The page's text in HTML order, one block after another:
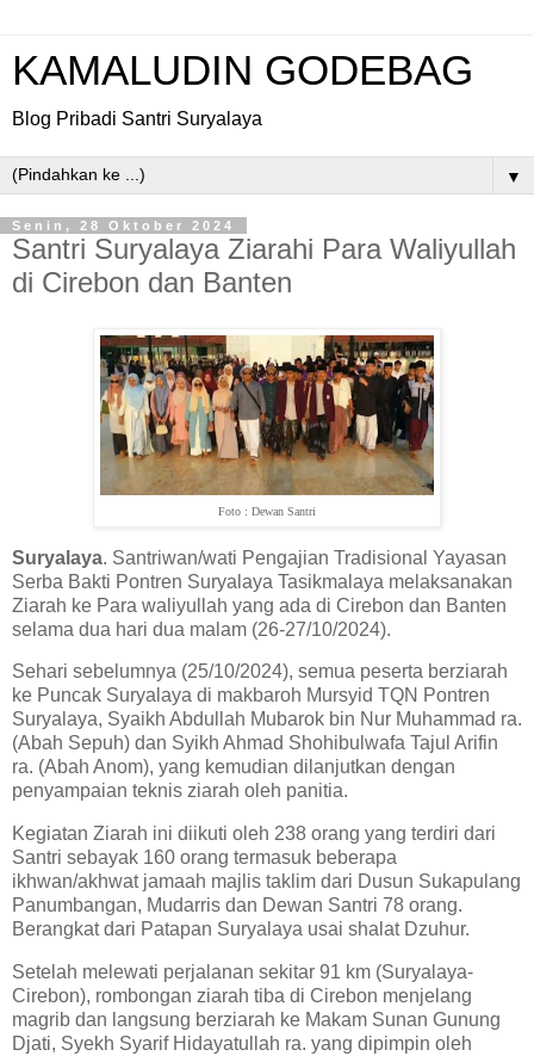
KAMALUDIN GODEBAG
Blog Pribadi Santri Suryalaya
▼
Senin, 28 Oktober 2024
Santri Suryalaya Ziarahi Para Waliyullah
di Cirebon dan Banten
Foto : Dewan Santri
Suryalaya. Santriwan/wati Pengajian Tradisional Yayasan
Serba Bakti Pontren Suryalaya Tasikmalaya melaksanakan
Ziarah ke Para waliyullah yang ada di Cirebon dan Banten
selama dua hari dua malam (26-27/10/2024).
Sehari sebelumnya (25/10/2024), semua peserta berziarah
ke Puncak Suryalaya di makbaroh Mursyid TQN Pontren
Suryalaya, Syaikh Abdullah Mubarok bin Nur Muhammad ra.
(Abah Sepuh) dan Syikh Ahmad Shohibulwafa Tajul Arifin
ra. (Abah Anom), yang kemudian dilanjutkan dengan
penyampaian teknis ziarah oleh panitia.
Kegiatan Ziarah ini diikuti oleh 238 orang yang terdiri dari
Santri sebayak 160 orang termasuk beberapa
ikhwan/akhwat jamaah majlis taklim dari Dusun Sukapulang
Panumbangan, Mudarris dan Dewan Santri 78 orang.
Berangkat dari Patapan Suryalaya usai shalat Dzuhur.
Setelah melewati perjalanan sekitar 91 km (Suryalaya-
Cirebon), rombongan ziarah tiba di Cirebon menjelang
magrib dan langsung berziarah ke Makam Sunan Gunung
Djati, Syekh Syarif Hidayatullah ra. yang dipimpin oleh